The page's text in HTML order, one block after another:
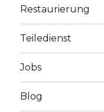
Restaurierung
Teiledienst
Jobs
Blog